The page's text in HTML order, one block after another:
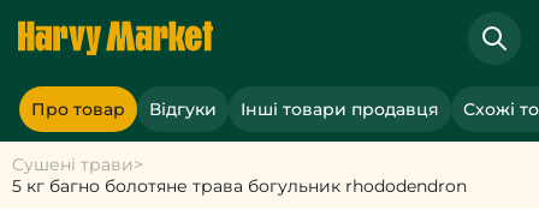
Сушені трави>
5 кг багно болотяне трава богульник rhododendron
Про товар Відгуки Інші товари продавця Схожі